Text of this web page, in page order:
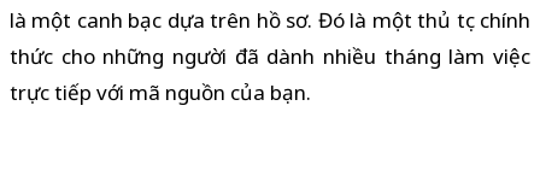
là một canh bạc dựa trên hồ sơ. Đó là một thủ tục chính
thức cho những người đã dành nhiều tháng làm việc
trực tiếp với mã nguồn của bạn.